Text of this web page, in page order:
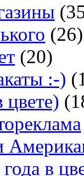
(26)
(20)
:-)
в